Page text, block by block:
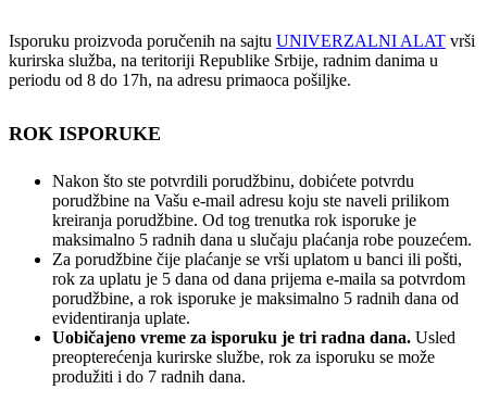
Isporuku proizvoda poručenih na sajtu UNIVERZALNI ALAT vrši
kurirska služba, na teritoriji Republike Srbije, radnim danima u
periodu od 8 do 17h, na adresu primaoca pošiljke.
ROK ISPORUKE
Nakon što ste potvrdili porudžbinu, dobićete potvrdu
porudžbine na Vašu e-mail adresu koju ste naveli prilikom
kreiranja porudžbine. Od tog trenutka rok isporuke je
maksimalno 5 radnih dana u slučaju plaćanja robe pouzećem.
Za porudžbine čije plaćanje se vrši uplatom u banci ili pošti,
rok za uplatu je 5 dana od dana prijema e-maila sa potvrdom
porudžbine, a rok isporuke je maksimalno 5 radnih dana od
evidentiranja uplate.
Uobičajeno vreme za isporuku je tri radna dana. Usled
preopterećenja kurirske službe, rok za isporuku se može
produžiti i do 7 radnih dana.